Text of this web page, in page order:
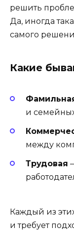
решить
Да, иногда
самого
Какие
и
между
Трудовая
Каждый из
и требует